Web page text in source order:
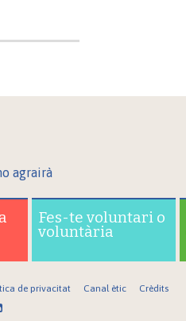
agrairà
Fes-te voluntari o
voluntària
de privacitat Canal ètic Crèdits